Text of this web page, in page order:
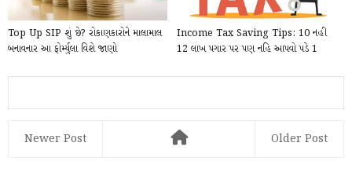
Top Up SIP શું છે? રોકાણકારોને માલામાલ
બનાવનાર આ ફોર્મ્યુલા વિશે જાણો
Income Tax Saving Tips: 10 નહી
12 લાખ પગાર પર પણ નહિ આપવો પડે 1
Newer Post Older Post